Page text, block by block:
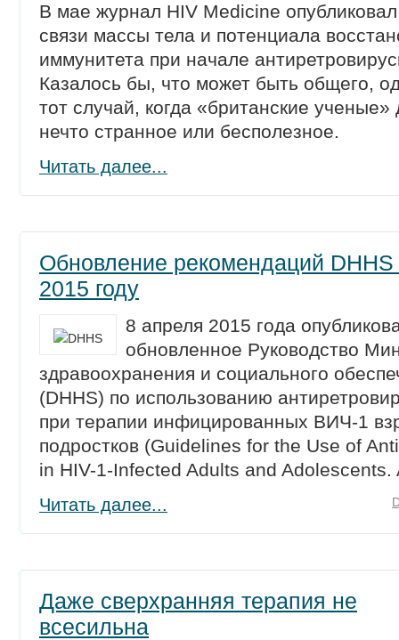
В мае журнал HIV Medicine
связи массы тела и потенциала
иммунитета при начале
Казалось бы, что может быть общего,
тот случай, когда «британские
нечто странное или бесполезное.
Читать далее...
Обновление рекомендаций DHHS
2015 году
8 апреля 2015 года
обновленное Руководство
здравоохранения и социального
(DHHS) по использованию
при терапии инфицированных ВИЧ-1
подростков (Guidelines for the Use of
in HIV-1-Infected Adults and Adolescents.
Читать далее...
Даже сверхранняя терапия не
всесильна